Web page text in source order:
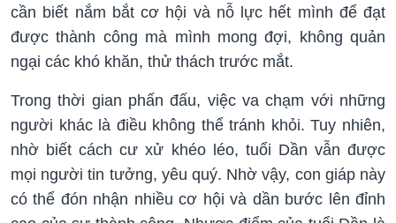
cần biết nắm bắt cơ hội và nỗ lực hết mình để đạt
được thành công mà mình mong đợi, không quản
ngại các khó khăn, thử thách trước mắt.
Trong thời gian phấn đấu, việc va chạm với những
người khác là điều không thể tránh khỏi. Tuy nhiên,
nhờ biết cách cư xử khéo léo, tuổi Dần vẫn được
mọi người tin tưởng, yêu quý. Nhờ vậy, con giáp này
có thể đón nhận nhiều cơ hội và dần bước lên đỉnh